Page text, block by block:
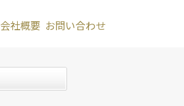
会社概要 お問い合わせ